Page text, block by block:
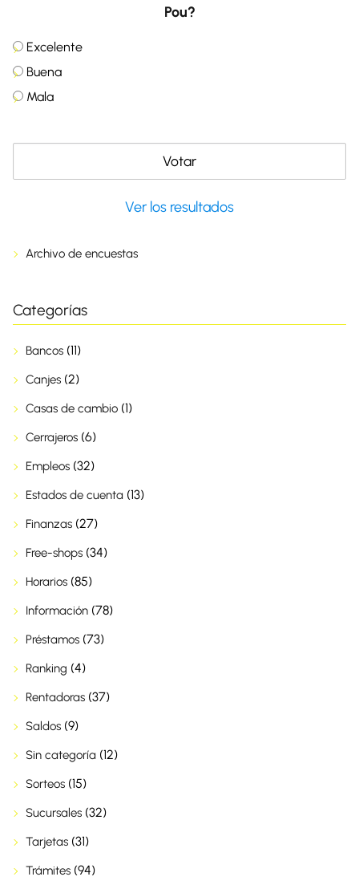
Pou?
Excelente
Buena
Mala
Ver los resultados
Archivo de encuestas
Categorías
Bancos (11)
Canjes (2)
Casas de cambio (1)
Cerrajeros (6)
Empleos (32)
Estados de cuenta (13)
Finanzas (27)
Free-shops (34)
Horarios (85)
Información (78)
Préstamos (73)
Ranking (4)
Rentadoras (37)
Saldos (9)
Sin categoría (12)
Sorteos (15)
Sucursales (32)
Tarjetas (31)
Trámites (94)